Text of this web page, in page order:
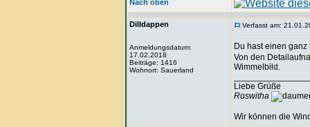
Nach oben
Dilldappen
Anmeldungsdatum:
17.02.2018
Beiträge: 1416
Wohnort: Sauerland
Verfasst am:
Du hast einen
Von den
Wimmelbild.
Liebe Grüße
Roswitha
Wir können die